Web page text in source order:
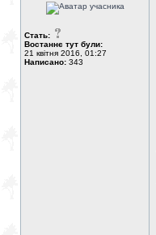
Стать:
Востаннє тут були:
21 квітня 2016, 01:27
Написано: 343